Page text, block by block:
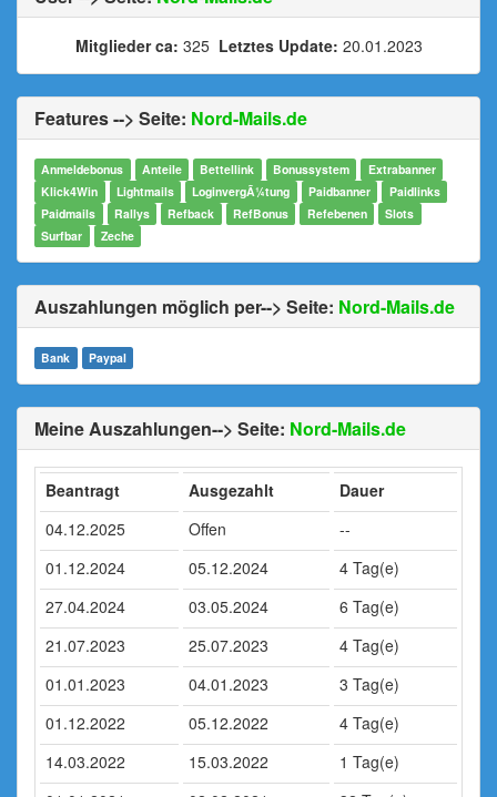
Mitglieder ca: 325 Letztes Update: 20.01.2023
Features --> Seite: Nord-Mails.de
Anmeldebonus Anteile Bettellink Bonussystem
Extrabanner
Klick4Win
Lightmails LoginvergÃ¼tung Paidbanner
Paidlinks
Paidmails
Rallys Refback RefBonus Refebenen
Slots
Surfbar
Zeche
Auszahlungen möglich per--> Seite: Nord-Mails.de
Bank Paypal
Meine Auszahlungen--> Seite: Nord-Mails.de
Beantragt Ausgezahlt
Dauer
04.12.2025
Offen
--
01.12.2024
05.12.2024
4 Tag(e)
27.04.2024
03.05.2024
6 Tag(e)
21.07.2023
25.07.2023
4 Tag(e)
01.01.2023
04.01.2023
3 Tag(e)
01.12.2022
05.12.2022
4 Tag(e)
14.03.2022
15.03.2022
1 Tag(e)